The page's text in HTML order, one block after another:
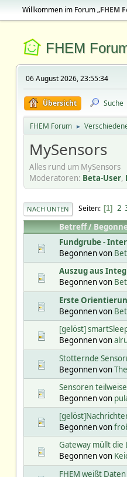
Willkommen im Forum „FHEM
FHEM
06 August 2026, 23:55:34
Übersicht Suche
FHEM Forum ►
MySensors
Alles rund um MySensors
Moderatoren: Beta-User,
NACH UNTEN Seiten 1 2
Betreff/
Fundgrube -
Begonnen von
Auszug aus
Begonnen von
Erste
Begonnen von
[gelöst]
Begonnen vonalru
Stotternde
Begonnen von
Sensoren
Begonnen von
Begonnen von
Gateway müllt die
Begonnen von
FHEM weißt